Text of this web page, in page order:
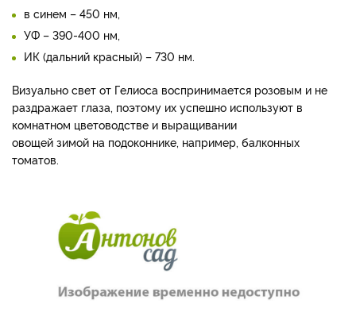
в синем – 450 нм,
УФ – 390-400 нм,
ИК (дальний красный) – 730 нм.
Визуально свет от Гелиоса воспринимается розовым и не
раздражает глаза, поэтому их успешно используют в
комнатном цветоводстве и выращивании
овощей зимой на подоконнике, например, балконных
томатов.